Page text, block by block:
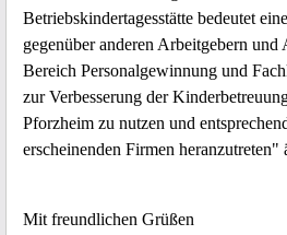
Betriebskindertagesstätte bedeutet
gegenüber anderen Arbeitgebern
Bereich Personalgewinnung und
zur Verbesserung der
Pforzheim zu nutzen und
erscheinenden Firmen heranzutreten"
Mit freundlichen Grüßen